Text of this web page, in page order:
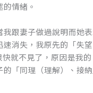
情緒。
跟妻子做過說明而她表
速消失，我原先的「失
就不見了，原因是我
的「同理（理解）、接